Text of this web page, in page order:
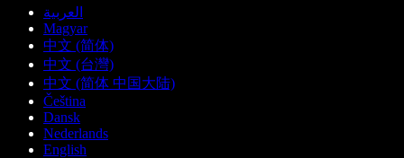
العربية
Magyar
中文 (简体)
中文 (台灣)
中文 (简体 中国大陆)
Čeština
Dansk
Nederlands
English